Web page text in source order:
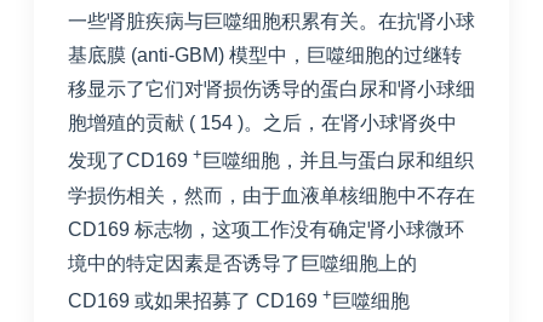
一些肾脏疾病与巨噬细胞积累有关。在抗肾小球
基底膜 (anti-GBM) 模型中，巨噬细胞的过继转
移显示了它们对肾损伤诱导的蛋白尿和肾小球细
胞增殖的贡献 ( 154 )。之后，在肾小球肾炎中
发现了CD169 + 巨噬细胞，并且与蛋白尿和组织
学损伤相关，然而，由于血液单核细胞中不存在
CD169 标志物，这项工作没有确定肾小球微环
境中的特定因素是否诱导了巨噬细胞上的
CD169 或如果招募了 CD169 + 巨噬细胞